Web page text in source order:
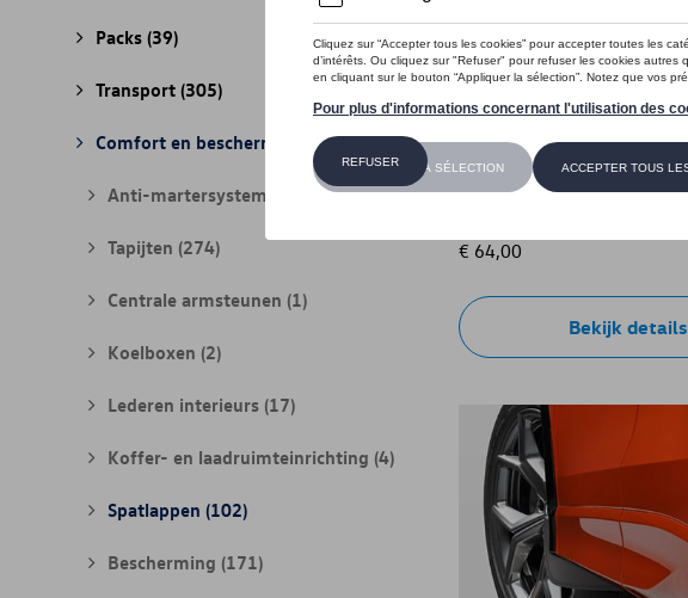
Packs (39)
Transport (305)
Comfort en bescherming (841)
Anti-martersystemen (17)
Tapijten (274)
Centrale armsteunen (1)
Koelboxen (2)
Lederen interieurs (17)
Koffer- en laadruimteinrichting (4)
Spatlappen (102)
Bescherming (171)
Modderflap, Achter
€ 64,00
Bekijk details